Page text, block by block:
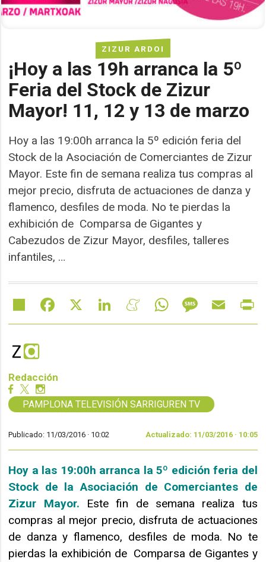
ZIZUR ARDOI
¡Hoy a las 19h arranca la 5º
Feria del Stock de Zizur
Mayor! 11, 12 y 13 de marzo
Hoy a las 19:00h arranca la 5º edición feria del
Stock de la Asociación de Comerciantes de Zizur
Mayor. Este fin de semana realiza tus compras al
mejor precio, disfruta de actuaciones de danza y
flamenco, desfiles de moda. No te pierdas la
exhibición de Comparsa de Gigantes y
Cabezudos de Zizur Mayor, desfiles, talleres
infantiles, …
Share Facebook LinkedIn MeneameWhatsAppMessageEmail
Redacción
PAMPLONA TELEVISIÓN SARRIGUREN TV
Publicado: 11/03/2016 · 10:02 Actualizado: 11/03/2016 · 10:05
Hoy a las 19:00h arranca la 5º edición feria del
Stock de la Asociación de Comerciantes de
Zizur Mayor. Este fin de semana realiza tus
compras al mejor precio, disfruta de actuaciones
de danza y flamenco, desfiles de moda. No te
pierdas la exhibición de Comparsa de Gigantes y